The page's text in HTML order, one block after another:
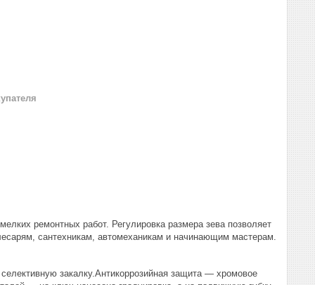
ремонтных работ. Регулировка размера зева позволяет
сантехникам, автомеханикам и начинающим мастерам.
закалку.Антикоррозийная защита — хромовое